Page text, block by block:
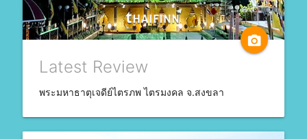
camera_alt
Latest Review
พระมหาธาตุเจดีย์ไตรภพ ไตรมงคล จ.สงขลา